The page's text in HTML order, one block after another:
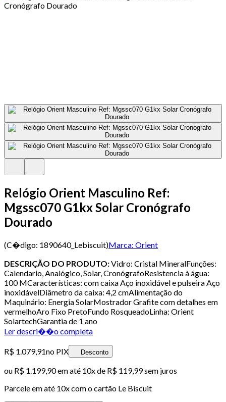
Relógio Orient Masculino Ref:
Mgssc070 G1kx Solar Cronógrafo
Dourado
(C�digo: 1890640_Lebiscuit)Marca: Orient
DESCRIÇÃO DO PRODUTO:Vidro: Cristal MineralFunções:
Calendario, Analógico, Solar, CronógrafoResistencia à água:
100 MCaracterísticas: com caixa Aço inoxidável e pulseira Aço
inoxidávelDiâmetro da caixa: 4,2 cmAlimentação do
Maquinário: Energia SolarMostrador Grafite com detalhes em
vermelhoAro Fixo PretoFundo RosqueadoLinha: Orient
SolartechGarantia de 1 ano
Ler descri��o completa
R$ 1.079,91no PIX Desconto
ou R$ 1.199,90em até 10x de R$ 119,99 sem juros
Parcele em até 10x com o cartão Le Biscuit